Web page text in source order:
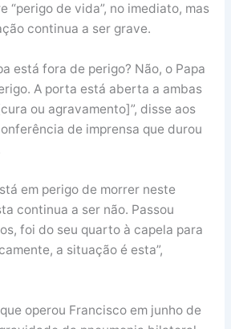
“perigo de vida”, no imediato, mas
continua a ser grave.
está fora de perigo? Não, o Papa
A porta está aberta a ambas
ou agravamento]”, disse aos
de imprensa que durou
em perigo de morrer neste
continua a ser não. Passou
foi do seu quarto à capela para
a situação é esta”,
operou Francisco em junho de